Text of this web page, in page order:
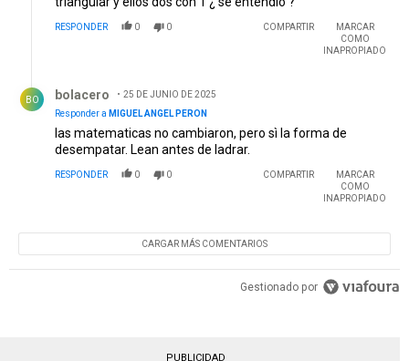
RESPONDER 0 0 COMPARTIR
MARCAR
COMO
INAPROPIADO
BO bolacero
25 DE JUNIO DE 2025
Responder a MIGUEL ANGEL PERON
las matematicas no cambiaron, pero sì la forma de
desempatar. Lean antes de ladrar.
RESPONDER 0 0 COMPARTIR
MARCAR
COMO
INAPROPIADO
CARGAR MÁS COMENTARIOS
Gestionado por
PUBLICIDAD